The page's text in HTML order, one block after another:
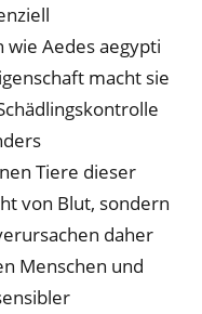
Aedes aegypti
macht sie
Tiere dieser
von Blut, sondern
daher
Menschen und